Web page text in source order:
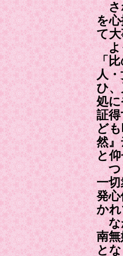
さ
を
て
よ
「
人
ひ
処
証
ど
然
と
つ
一
発
か
な
南
と